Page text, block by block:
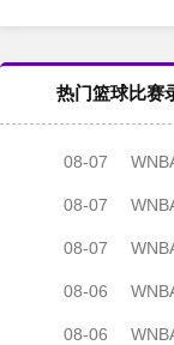
热门篮球比赛
08-07
08-07
08-07
08-06
08-06